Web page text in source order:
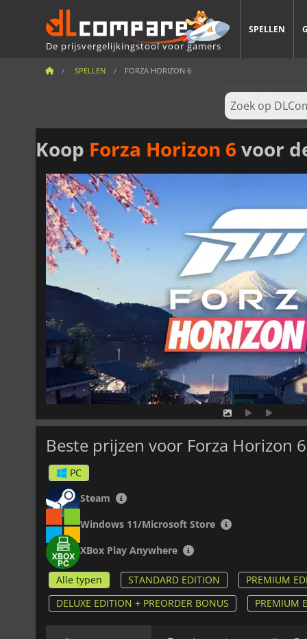
De prijsvergelijkingstool voor gamers
SPELLEN
SPELLEN FORZA HORIZON 6
Koop Forza Horizon 6 voor
Beste prijzen voor Forza Horizon 6
PC
Steam
Windows 11/Microsoft Store
XBox Play Anywhere
Alle typen STANDARD EDITION PREMIUM
DELUXE EDITION + PREORDER BONUS
PREMIUM